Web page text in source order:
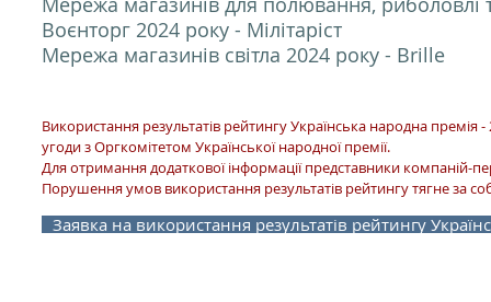
Воєнторг 2024 року - Мілітаріст
Мережа магазинів світла 2024 року - Brille
Використання результатів рейтингу Українська народна премія
угоди з Оргкомітетом Української народної премії.
Для отримання додаткової інформації представники
Порушення умов використання результатів рейтингу тягне за
Заявка на використання результатів рейтингу